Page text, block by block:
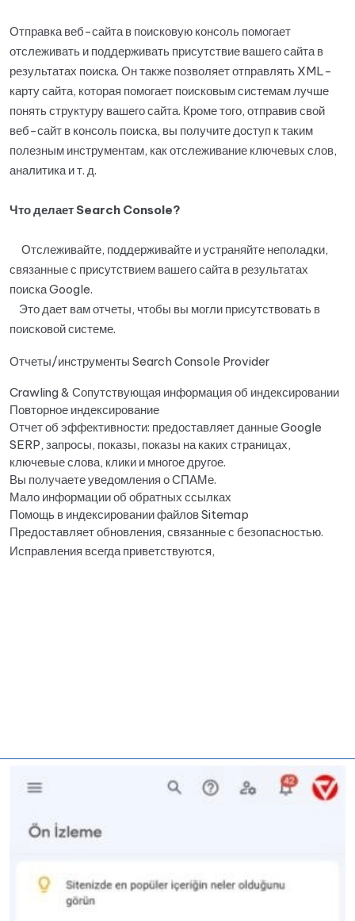
Отправка веб-сайта в поисковую консоль помогает
отслеживать и поддерживать присутствие вашего сайта в
результатах поиска. Он также позволяет отправлять XML-
карту сайта, которая помогает поисковым системам лучше
понять структуру вашего сайта. Кроме того, отправив свой
веб-сайт в консоль поиска, вы получите доступ к таким
полезным инструментам, как отслеживание ключевых слов,
аналитика и т. д.
Что делает Search Console?
Отслеживайте, поддерживайте и устраняйте неполадки,
связанные с присутствием вашего сайта в результатах
поиска Google.
Это дает вам отчеты, чтобы вы могли присутствовать в
поисковой системе.
Отчеты/инструменты Search Console Provider
Crawling & Сопутствующая информация об индексировании
Повторное индексирование
Отчет об эффективности: предоставляет данные Google
SERP, запросы, показы, показы на каких страницах,
ключевые слова, клики и многое другое.
Вы получаете уведомления о СПАМе.
Мало информации об обратных ссылках
Помощь в индексировании файлов Sitemap
Предоставляет обновления, связанные с безопасностью.
Исправления всегда приветствуются,